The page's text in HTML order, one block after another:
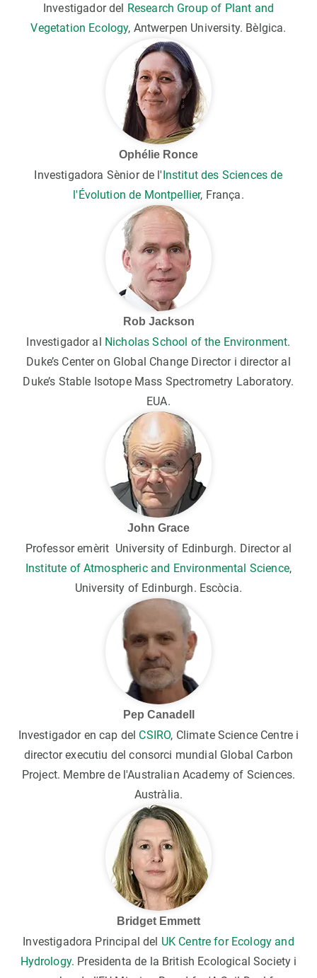
Investigador del Research Group of Plant and
Vegetation Ecology, Antwerpen University. Bèlgica.
Ophélie Ronce
Investigadora Sènior de l'Institut des Sciences de
l'Évolution de Montpellier, França.
Rob Jackson
Investigador al Nicholas School of the Environment.
Duke’s Center on Global Change Director i director al
Duke’s Stable Isotope Mass Spectrometry Laboratory.
EUA.
John Grace
Professor emèrit University of Edinburgh. Director al
Institute of Atmospheric and Environmental Science,
University of Edinburgh. Escòcia.
Pep Canadell
Investigador en cap del CSIRO, Climate Science Centre i
director executiu del consorci mundial Global Carbon
Project. Membre de l'Australian Academy of Sciences.
Austràlia.
Bridget Emmett
Investigadora Principal del UK Centre for Ecology and
Hydrology. Presidenta de la British Ecological Society i